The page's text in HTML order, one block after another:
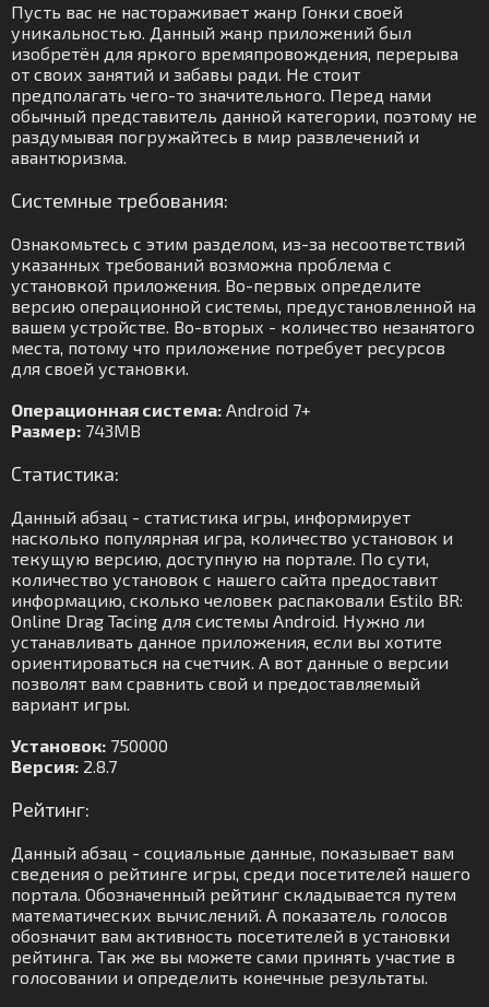
Пусть вас не настораживает жанр Гонки своей
уникальностью. Данный жанр приложений был
изобретён для яркого времяпровождения, перерыва
от своих занятий и забавы ради. Не стоит
предполагать чего-то значительного. Перед нами
обычный представитель данной категории, поэтому не
раздумывая погружайтесь в мир развлечений и
авантюризма.
Системные требования:
Ознакомьтесь с этим разделом, из-за несоответствий
указанных требований возможна проблема с
установкой приложения. Во-первых определите
версию операционной системы, предустановленной на
вашем устройстве. Во-вторых - количество незанятого
места, потому что приложение потребует ресурсов
для своей установки.
Операционная система: Android 7+
Размер: 743MB
Статистика:
Данный абзац - статистика игры, информирует
насколько популярная игра, количество установок и
текущую версию, доступную на портале. По сути,
количество установок с нашего сайта предоставит
информацию, сколько человек распаковали Estilo BR:
Online Drag Tacing для системы Android. Нужно ли
устанавливать данное приложения, если вы хотите
ориентироваться на счетчик. А вот данные о версии
позволят вам сравнить свой и предоставляемый
вариант игры.
Установок: 750000
Версия: 2.8.7
Рейтинг:
Данный абзац - социальные данные, показывает вам
сведения о рейтинге игры, среди посетителей нашего
портала. Обозначенный рейтинг складывается путем
математических вычислений. А показатель голосов
обозначит вам активность посетителей в установки
рейтинга. Так же вы можете сами принять участие в
голосовании и определить конечные результаты.